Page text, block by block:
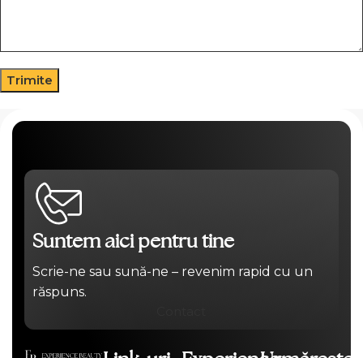
Suntem aici pentru tine
Scrie-ne sau sună-ne – revenim rapid cu un
răspuns.